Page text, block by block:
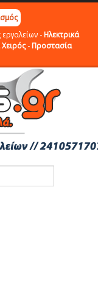
-Ηλεκτρικά
-Προστασία